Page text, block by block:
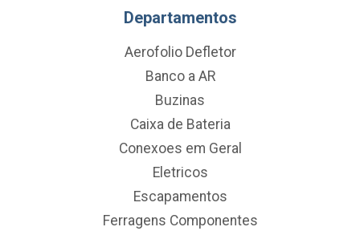
Departamentos
Aerofolio Defletor
Banco a AR
Buzinas
Caixa de Bateria
Conexoes em Geral
Eletricos
Escapamentos
Ferragens Componentes